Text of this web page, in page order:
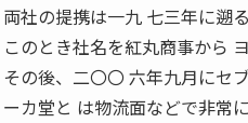
両社の提携は一九 七三年に遡
このとき社名を紅丸商事から
その後、二〇〇 六年九月にセ
ーカ堂と は物流面などで非常